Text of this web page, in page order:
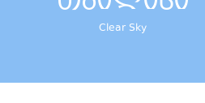
Clear Sky